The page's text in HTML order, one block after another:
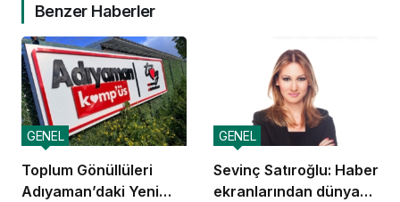
Benzer Haberler
Toplum Gönüllüleri
Adıyaman’daki Yeni
GENEL
Sevinç Satıroğlu: Haber
ekranlarından dünya
GENEL